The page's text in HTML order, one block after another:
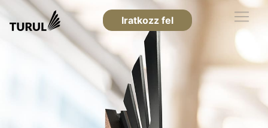
Iratkozz fel